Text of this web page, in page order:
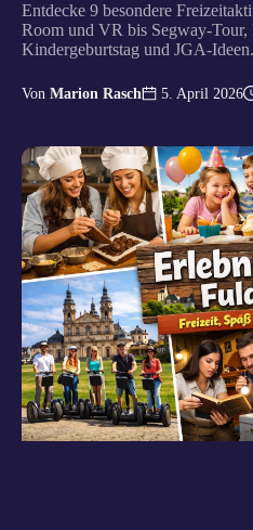
Entdecke 9 besondere
Room und VR bis Segway-
Kindergeburtstag und JGA-Ideen.
Von Marion Rasch 5. April 2026